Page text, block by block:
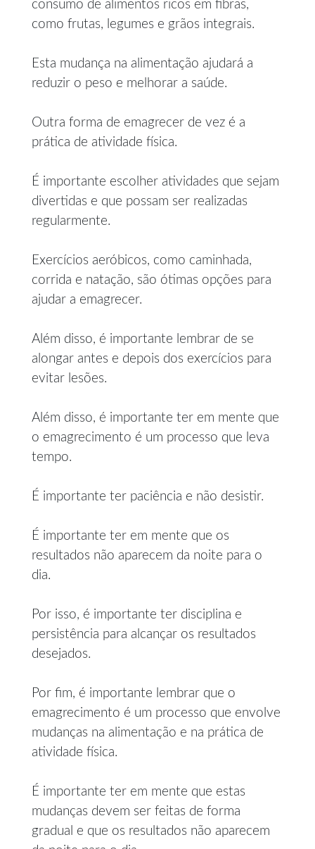
consumo de alimentos ricos em fibras,
como frutas, legumes e grãos integrais.
Esta mudança na alimentação ajudará a
reduzir o peso e melhorar a saúde.
Outra forma de emagrecer de vez é a
prática de atividade física.
É importante escolher atividades que sejam
divertidas e que possam ser realizadas
regularmente.
Exercícios aeróbicos, como caminhada,
corrida e natação, são ótimas opções para
ajudar a emagrecer.
Além disso, é importante lembrar de se
alongar antes e depois dos exercícios para
evitar lesões.
Além disso, é importante ter em mente que
o emagrecimento é um processo que leva
tempo.
É importante ter paciência e não desistir.
É importante ter em mente que os
resultados não aparecem da noite para o
dia.
Por isso, é importante ter disciplina e
persistência para alcançar os resultados
desejados.
Por fim, é importante lembrar que o
emagrecimento é um processo que envolve
mudanças na alimentação e na prática de
atividade física.
É importante ter em mente que estas
mudanças devem ser feitas de forma
gradual e que os resultados não aparecem